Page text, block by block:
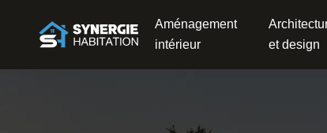
Aménagement
intérieur
et design